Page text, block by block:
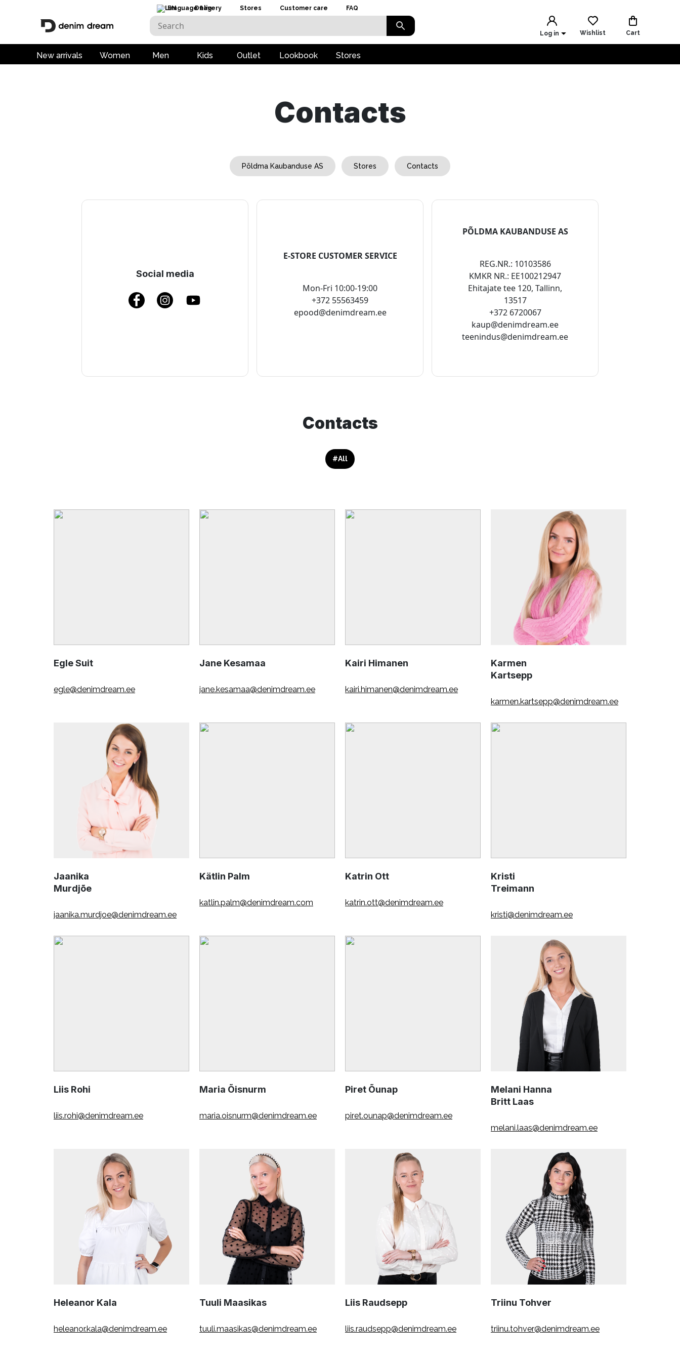
EN Delivery Stores Customer care FAQ
Log in Wishlist Cart
New arrivals Women Men Kids Outlet Lookbook Stores
Contacts
Põldma Kaubanduse AS Stores Contacts
Social media
E-STORE CUSTOMER SERVICE
Mon-Fri 10:00-19:00
+372 55563459
epood@denimdream.ee
PÕLDMA KAUBANDUSE AS
REG.NR.: 10103586
KMKR NR.: EE100212947
Ehitajate tee 120, Tallinn,
13517
+372 6720067
kaup@denimdream.ee
teenindus@denimdream.ee
Contacts
#All
Egle Suit
egle@denimdream.ee
Jane Kesamaa
jane.kesamaa@denimdream.ee
Kairi Himanen
kairi.himanen@denimdream.ee
Karmen
Kartsepp
karmen.kartsepp@denimdream.ee
Jaanika
Murdjõe
jaanika.murdjoe@denimdream.ee
Kätlin Palm
katlin.palm@denimdream.com
Katrin Ott
katrin.ott@denimdream.ee
Kristi
Treimann
kristi@denimdream.ee
Liis Rohi
liis.rohi@denimdream.ee
Maria Õisnurm
maria.oisnurm@denimdream.ee
Piret Õunap
piret.ounap@denimdream.ee
Melani Hanna
Britt Laas
melani.laas@denimdream.ee
Heleanor Kala
heleanor.kala@denimdream.ee
Tuuli Maasikas
tuuli.maasikas@denimdream.ee
Liis Raudsepp
liis.raudsepp@denimdream.ee
Triinu Tohver
triinu.tohver@denimdream.ee